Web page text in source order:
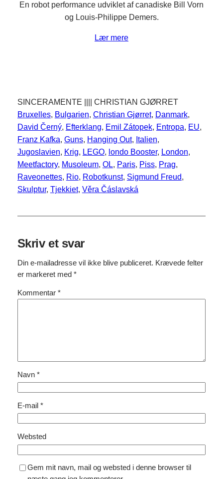
En robot performance udviklet af canadiske Bill Vorn
og Louis-Philippe Demers.
Lær mere
SINCERAMENTE |||| CHRISTIAN GJØRRET
Bruxelles, Bulgarien, Christian Gjørret, Danmark
David Černý, Efterklang, Emil Zátopek, Entropa, EU
Franz Kafka, Guns, Hanging Out, Italien
Jugoslavien, Krig, LEGO, londo Booster, London
Meetfactory, Musoleum, OL, Paris, Piss, Prag
Raveonettes, Rio, Robotkunst, Sigmund Freud
Skulptur, Tjekkiet, Věra Čáslavská
Skriv et svar
Din e-mailadresse vil ikke blive publiceret. Krævede felter
er markeret med *
Kommentar *
Navn *
E-mail *
Websted
Gem mit navn, mail og websted i denne browser til